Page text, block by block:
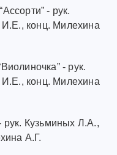
- рук.
конц. Милехина
- рук.
конц. Милехина
Кузьминых Л.А.,
А.Г.